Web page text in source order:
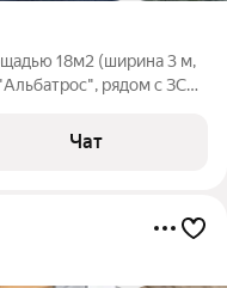
18м2 (ширина 3 м,
рядом с ЗСД,
любое время года. Есть
Чат